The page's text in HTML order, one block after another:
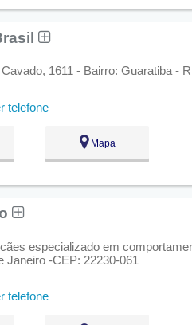
1611 - Bairro: Guaratiba -
telefone
Mapa
especializado em
Janeiro -CEP: 22230-061
telefone